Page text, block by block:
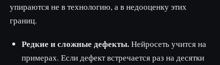
упираются не в технологию, а в недооценку этих
границ.
Редкие и сложные дефекты.Нейросеть учится на
примерах. Если дефект встречается раз на десятки